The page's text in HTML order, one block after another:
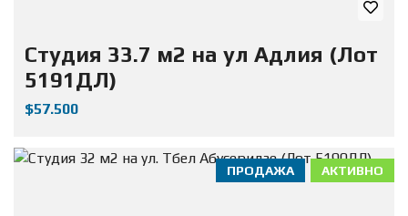
Студия 33.7 м2 на ул Адлия (Лот
5191ДЛ)
$57.500
АКТИВНО
ПРОДАЖА